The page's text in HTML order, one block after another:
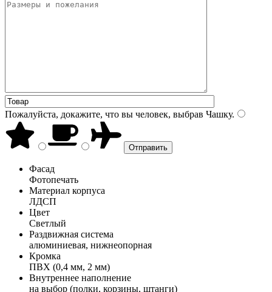
Пожалуйста, докажите, что вы человек, выбрав Чашку.
Фасад
Фотопечать
Материал корпуса
ЛДСП
Цвет
Светлый
Раздвижная система
алюминиевая, нижнеопорная
Кромка
ПВХ (0,4 мм, 2 мм)
Внутреннее наполнение
на выбор (полки, корзины, штанги)